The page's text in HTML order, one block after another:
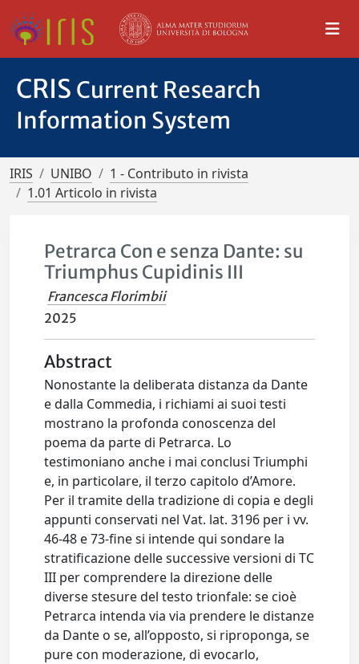
CRIS Current Research
Information System
IRIS UNIBO
1 - Contributo in rivista
1.01 Articolo in rivista
Petrarca Con e senza Dante: su
Triumphus Cupidinis III
Francesca Florimbii
2025
Abstract
Nonostante la deliberata distanza da Dante
e dalla Commedia, i richiami ai suoi testi
mostrano la profonda conoscenza del
poema da parte di Petrarca. Lo
testimoniano anche i mai conclusi Triumphi
e, in particolare, il terzo capitolo d’Amore.
Per il tramite della tradizione di copia e degli
appunti conservati nel Vat. lat. 3196 per i vv.
46-48 e 73-fine si intende qui sondare la
stratificazione delle successive versioni di TC
III per comprendere la direzione delle
diverse stesure del testo trionfale: se cioè
Petrarca intenda via via prendere le distanze
da Dante o se, all’opposto, si riproponga, se
pure con moderazione, di evocarlo,